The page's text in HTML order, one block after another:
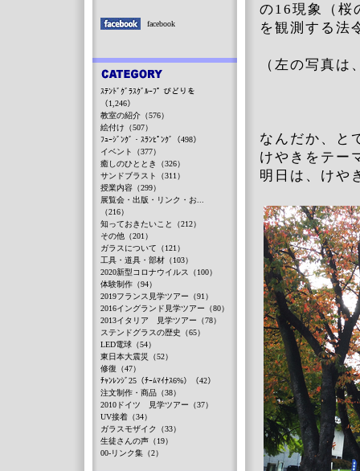
の16現象（桜
を観測する法
（左の写真
なんだか、と
けやきをテー
明日は、けや
facebook
ｽﾃﾝﾄﾞｸﾞﾗｽｸﾞﾙｰﾌﾟ びどりを
（1,246）
教室の紹介（576）
絵付け（507）
ﾌｭｰｼﾞﾝｸﾞ・ｽﾗﾝﾋﾟﾝｸﾞ（498）
イベント（377）
癒しのひととき（326）
サンドブラスト（311）
授業内容（299）
展覧会・出版・リンク・お...
（216）
知っておきたいこと（212）
その他（201）
ガラスについて（121）
工具・道具・部材（103）
2020新型コロナウイルス（100）
体験制作（94）
2019フランス見学ツアー（91）
2016イングランド見学ツアー（80）
2013イタリア 見学ツアー（78）
ステンドグラスの歴史（65）
LED電球（54）
東日本大震災（52）
修復（47）
ﾁｬﾝﾚﾝｼﾞ25（ﾁｰﾑﾏｲﾅｽ6%）（42）
注文制作・商品（38）
2010ドイツ 見学ツアー（37）
UV接着（34）
ガラスモザイク（33）
生徒さんの声（19）
00-リンク集（2）